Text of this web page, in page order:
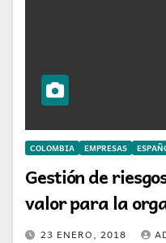
COLOMBIA EMPRESAS
Gestión de
valor para la
23 ENERO, 2018